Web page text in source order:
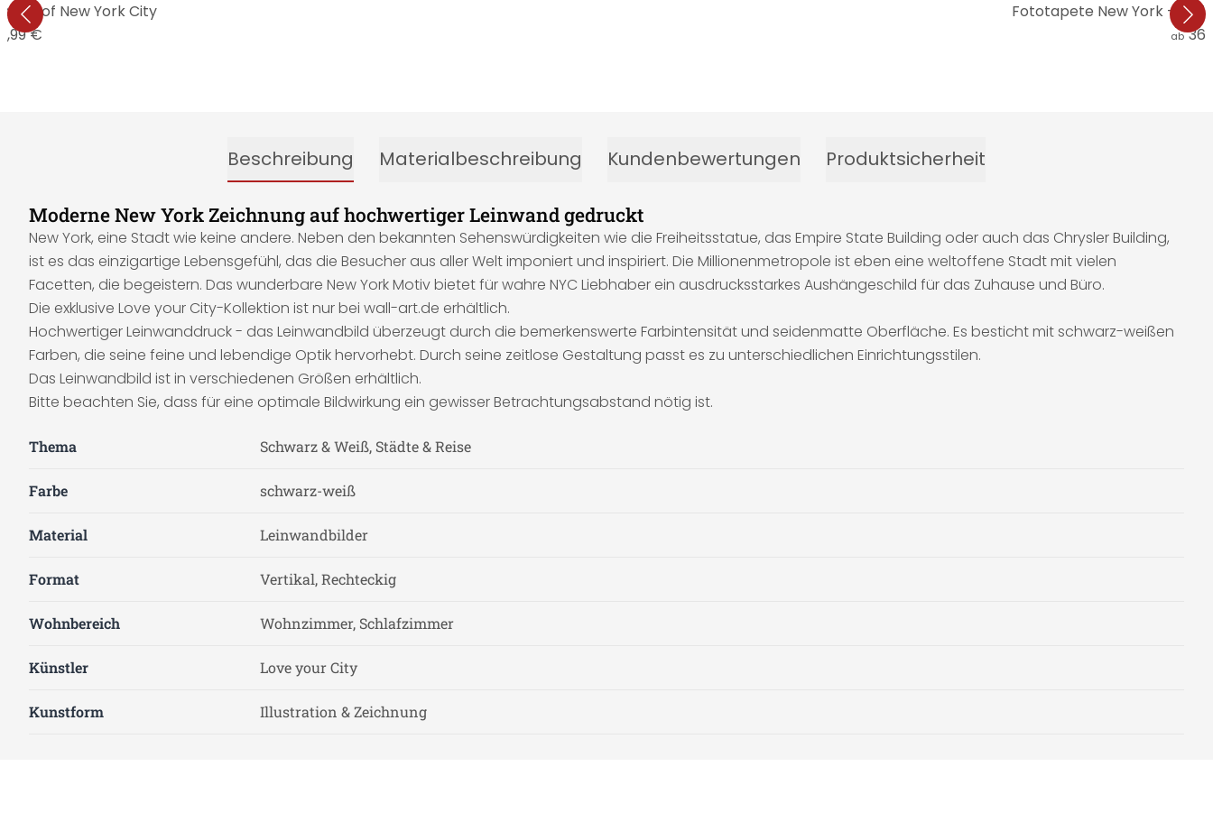
of New York City
€
Fototapete New York -
ab
Beschreibung Materialbeschreibung Kundenbewertungen Produktsicherheit
Moderne New York Zeichnung auf hochwertiger Leinwand gedruckt
New York, eine Stadt wie keine andere. Neben den bekannten Sehenswürdigkeiten wie die Freiheitsstatue, das Empire State Building oder auch das Chrysler Building,
ist es das einzigartige Lebensgefühl, das die Besucher aus aller Welt imponiert und inspiriert. Die Millionenmetropole ist eben eine weltoffene Stadt mit vielen
Facetten, die begeistern. Das wunderbare New York Motiv bietet für wahre NYC Liebhaber ein ausdrucksstarkes Aushängeschild für das Zuhause und Büro.
Die exklusive Love your City-Kollektion ist nur bei wall-art.de erhältlich.
Hochwertiger Leinwanddruck - das Leinwandbild überzeugt durch die bemerkenswerte Farbintensität und seidenmatte Oberfläche. Es besticht mit schwarz-weißen
Farben, die seine feine und lebendige Optik hervorhebt. Durch seine zeitlose Gestaltung passt es zu unterschiedlichen Einrichtungsstilen.
Das Leinwandbild ist in verschiedenen Größen erhältlich.
Bitte beachten Sie, dass für eine optimale Bildwirkung ein gewisser Betrachtungsabstand nötig ist.
Thema Schwarz & Weiß, Städte & Reise
Farbe schwarz-weiß
Material Leinwandbilder
Format Vertikal, Rechteckig
Wohnbereich Wohnzimmer, Schlafzimmer
Künstler Love your City
Kunstform Illustration & Zeichnung